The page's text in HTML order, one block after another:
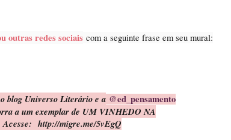
outras redes sociais com a seguinte frase em seu mural:
blog Universo Literário e a @ed_pensamento
a um exemplar de UM VINHEDO NA
http://migre.me/5vEgQ